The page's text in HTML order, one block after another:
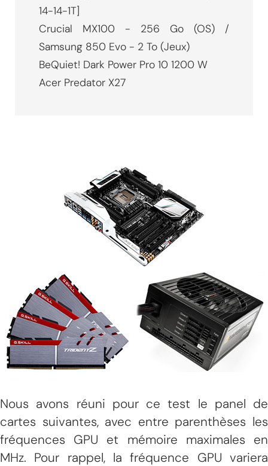
14-14-1T]
Crucial MX100 - 256 Go (OS) /
Samsung 850 Evo - 2 To (Jeux)
BeQuiet! Dark Power Pro 10 1200 W
Acer Predator X27
Nous avons réuni pour ce test le panel de
cartes suivantes, avec entre parenthèses les
fréquences GPU et mémoire maximales en
MHz. Pour rappel, la fréquence GPU variera